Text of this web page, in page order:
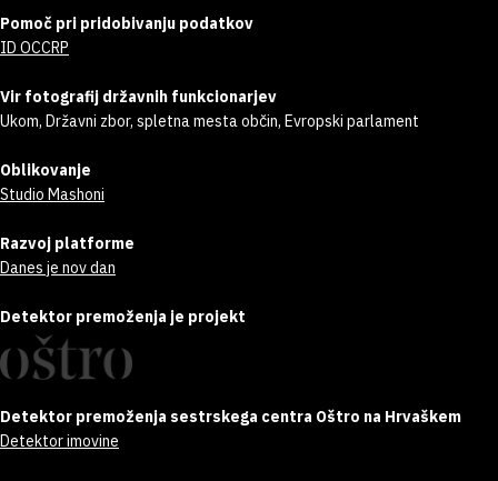
Pomoč pri pridobivanju podatkov
ID OCCRP
Vir fotografij državnih funkcionarjev
Ukom, Državni zbor, spletna mesta občin, Evropski parlament
Oblikovanje
Studio Mashoni
Razvoj platforme
Danes je nov dan
Detektor premoženja je projekt
Detektor premoženja sestrskega centra Oštro na Hrvaškem
Detektor imovine